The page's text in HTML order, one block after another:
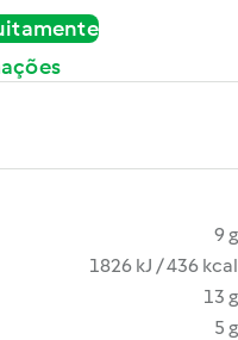
9 g
1826 kJ / 436 kcal
13 g
5 g